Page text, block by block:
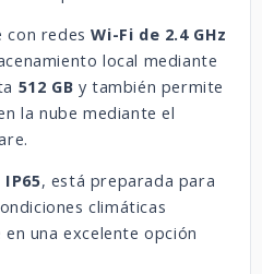
con redesWi-Fi de 2.4 GHz
local mediante
512 GB y también permite
la nube mediante el
IP65, está preparada para
climáticas
una excelente opción